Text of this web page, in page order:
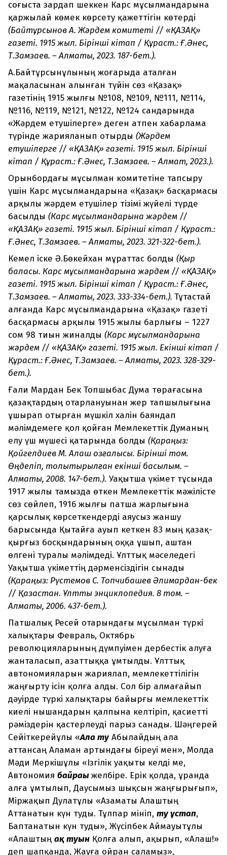
соғыста зардап шеккен Карс мұсылмандарына
қаржылай көмек көрсету қажеттігін көтерді
(Байтұрсынов А. Жәрдем комитеті // «ҚАЗАҚ»
газеті. 1915 жыл. Бірінші кітап / Құраст.: Ғ.Әнес,
Т.Замзаев. – Алматы, 2023. 187-бет.).
А.Байтұрсынұлының жоғарыда аталған
мақаласынан алынған түйін сөз «Қазақ»
газетінің 1915 жылғы №108, №109, №111, №114,
№116, №119, №121, №122, №124 сандарында
«Жәрдем етушілерге» деген атпен хабарлама
түрінде жарияланып отырды (Жәрдем
етушілерге // «ҚАЗАҚ» газеті. 1915 жыл. Бірінші
кітап / Құраст.: Ғ.Әнес, Т.Замзаев. – Алмат, 2023.).
Орынбордағы мұсылман комитетіне тапсыру
үшін Карс мұсылмандарына «Қазақ» басқармасы
арқылы жәрдем етушілер тізімі жүйелі түрде
басылды (Карс мұсылмандарына жәрдем //
«ҚАЗАҚ» газеті. 1915 жыл. Бірінші кітап / Құраст.:
Ғ.Әнес, Т.Замзаев. – Алматы, 2023. 321-322-бет.).
Кемел іске Ә.Бөкейхан мұраттас болды (Қыр
баласы. Карс мұсылмандарына жәрдем // «ҚАЗАҚ»
газеті. 1915 жыл. Бірінші кітап / Құраст.: Ғ.Әнес,
Т.Замзаев. – Алматы, 2023. 333-334-бет.). Тұтастай
алғанда Карс мұсылмандарына «Қазақ» газеті
басқармасы арқылы 1915 жылы барлығы – 1227
сом 98 тиын жиналды (Карс мұсылмандарына
жәрдем // «ҚАЗАҚ» газеті. 1915 жыл. Екінші кітап /
Құраст.: Ғ.Әнес, Т.Замзаев. – Алматы, 2023. 328-329-
бет.).
Ғали Мардан Бек Топшыбас Дума төрағасына
қазақтардың отарлануынан жер тапшылығына
ұшырап отырған мүшкіл халін баяндап
мәлімдемеге қол қойған Мемлекеттік Думаның
елу үш мүшесі қатарында болды (Қараңыз:
Қойгелдиев М. Алаш қозғалысы. Бірінші том.
Өңделіп, толықтырылған екінші басылым. –
Алматы, 2008. 147-бет.). Уақытша үкімет тұсында
1917 жылы тамызда өткен Мемлекеттік мәжілісте
сөз сөйлеп, 1916 жылғы патша жарлығына
қарсылық көрсеткендерді аяусыз жаншу
барысында Қытайға ауып кеткен 83 мың қазақ-
қырғыз босқындарының оққа ұшып, аштан
өлгені туралы мәлімдеді. Ұлттық мәселедегі
Уақытша үкіметтің дәрменсіздігін сынады
(Қараңыз: Рүстемов С. Топчибашев Әлимардан-бек
// Қазақстан. Ұлттық энциклопедия. 8 том. –
Алматы, 2006. 437-бет.).
Патшалық Ресей отарындағы мұсылман түркі
халықтары Февраль, Октябрь
революцияларының дүмпуімен дербестік алуға
жанталасып, азаттыққа ұмтылды. Ұлттық
автономияларын жариялап, мемлекеттілігін
жаңғырту ісін қолға алды. Сол бір алмағайып
дәуірде түркі халықтары байырғы мемлекеттік
киелі нышандарын қалпына келтіріп, қасиетті
рәміздерін қастерлеуді парыз санады. Шәңгерей
Сейіткерейұлы «Ала туАбылайдың ала
аттансаң Аламан артындағы біреуі мен», Молда
Мәди Меркішұлы «Ізгілік уақыты келді ме,
Автономия байрағыжелбіре. Ерік қолда, ұранда
алға ұмтылып, Даусымыз шықсын жаңғырығып»,
Міржақып Дулатұлы «Азаматы Алаштың
Аттанатын күн туды. Тұлпар мініп, ту ұстап,
Баптанатын күн туды», Жүсіпбек Аймауытұлы
«Алаштың ақ туын Қолға алып, ақырып, «Алаш!»
деп шапқанда, Жауға ойран саламыз»,